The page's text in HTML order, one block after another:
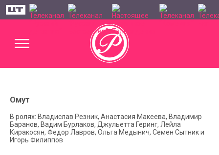
Омут
В ролях: Владислав Резник, Анастасия Макеева, Владимир
Баранов, Вадим Бурлаков, Джульетта Геринг, Лейла
Киракосян, Федор Лавров, Ольга Медынич, Семен Сытник и
Игорь Филиппов